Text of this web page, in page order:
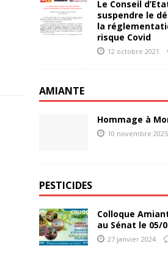
Le Conseil
suspendre le
la
risque Covid
12 octobre 2021
AMIANTE
Hommage à
10 novembre 2025
PESTICIDES
Colloque
au Sénat le 05/
27 janvier 2024